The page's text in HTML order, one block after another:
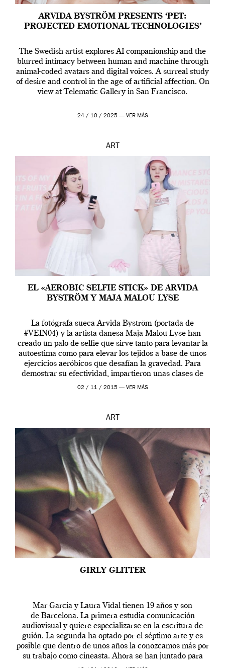
ARVIDA BYSTRÖM PRESENTS ‘PET:
PROJECTED EMOTIONAL TECHNOLOGIES’
The Swedish artist explores AI companionship and the
blurred intimacy between human and machine through
animal-coded avatars and digital voices. A surreal study
of desire and control in the age of artificial affection. On
view at Telematic Gallery in San Francisco.
24 / 10 / 2025 — VER MÁS
ART
EL «AEROBIC SELFIE STICK» DE ARVIDA
BYSTRÖM Y MAJA MALOU LYSE
La fotógrafa sueca Arvida Byström (portada de
#VEIN04) y la artista danesa Maja Malou Lyse han
creado un palo de selfie que sirve tanto para levantar la
autoestima como para elevar los tejidos a base de unos
ejercicios aeróbicos que desafían la gravedad. Para
demostrar su efectividad, impartieron unas clases de
prueba en el Tate […]
02 / 11 / 2015 — VER MÁS
ART
GIRLY GLITTER
Mar Garcia y Laura Vidal tienen 19 años y son
de Barcelona. La primera estudia comunicación
audiovisual y quiere especializarse en la escritura de
guión. La segunda ha optado por el séptimo arte y es
posible que dentro de unos años la conozcamos más por
su trabajo como cineasta. Ahora se han juntado para